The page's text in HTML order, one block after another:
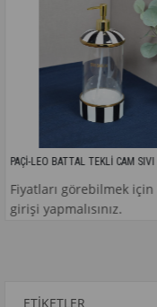
PAÇİ-LEO BATTAL TEKLİ CAM SIVI SABUNLUK
görebilmek için üye
ETIKETLER